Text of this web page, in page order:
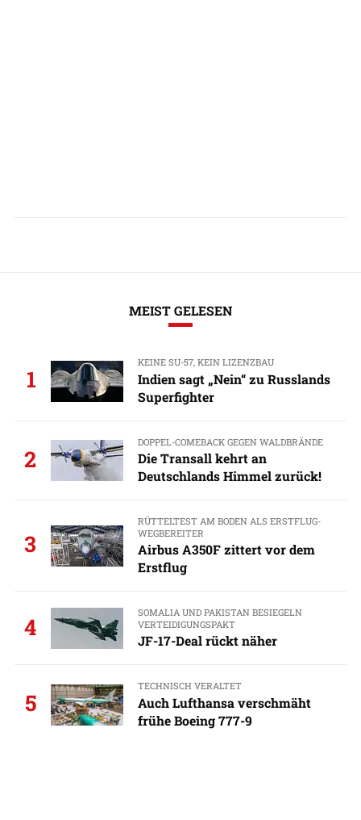
MEIST GELESEN
1
KEINE SU-57, KEIN LIZENZBAU
Indien sagt „Nein“ zu Russlands
Superfighter
2
DOPPEL-COMEBACK GEGEN WALDBRÄNDE
Die Transall kehrt an
Deutschlands Himmel zurück!
3
RÜTTELTEST AM BODEN ALS ERSTFLUG-
WEGBEREITER
Airbus A350F zittert vor dem
Erstflug
4
SOMALIA UND PAKISTAN BESIEGELN
VERTEIDIGUNGSPAKT
JF-17-Deal rückt näher
5
TECHNISCH VERALTET
Auch Lufthansa verschmäht
frühe Boeing 777-9